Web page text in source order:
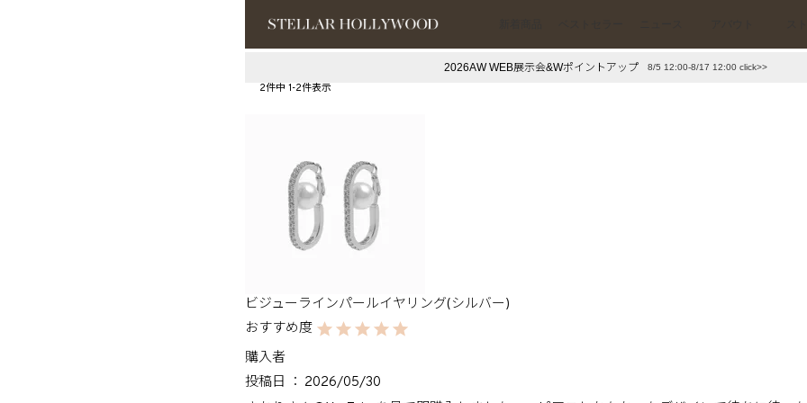
#¥10,000以下プチプラアクセ
2026AW WEB展示会&Wポイントアップ 8/5 12:00-8/17 12:00 click>>
2件中 1-2件表示
ビジューラインパールイヤリング(シルバー)
購入者
投稿日
2026/05/30